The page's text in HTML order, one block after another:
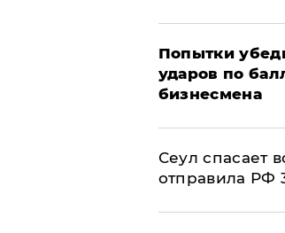
Попытки
ударов по
бизнесмена
​Сеул спасает
отправила РФ